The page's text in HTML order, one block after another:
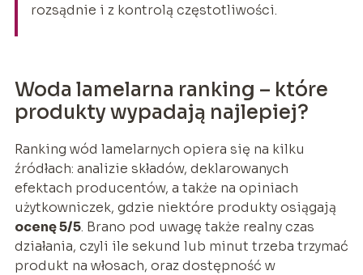
rozsądnie i z kontrolą częstotliwości.
Woda lamelarna ranking – które
produkty wypadają najlepiej?
Ranking wód lamelarnych opiera się na kilku
źródłach: analizie składów, deklarowanych
efektach producentów, a także na opiniach
użytkowniczek, gdzie niektóre produkty osiągają
ocenę 5/5. Brano pod uwagę także realny czas
działania, czyli ile sekund lub minut trzeba trzymać
produkt na włosach, oraz dostępność w